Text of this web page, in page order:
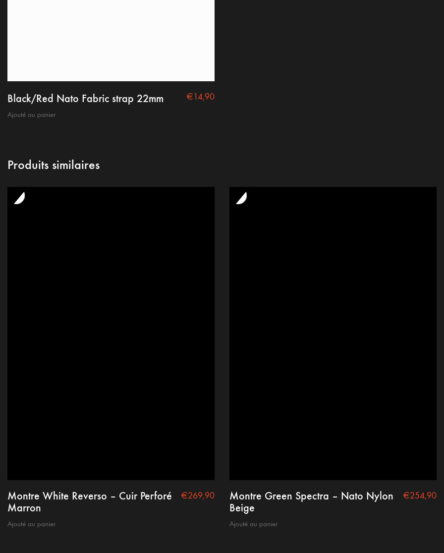
Black/Red Nato Fabric strap 22mm
Ajouté au panier
€14,90
Produits similaires
Montre White Reverso – Cuir Perforé
Marron
Ajouté au panier
€269,90
Montre Green Spectra – Nato Nylon
Beige
Ajouté au panier
€254,90
Copyright @2021 nepto